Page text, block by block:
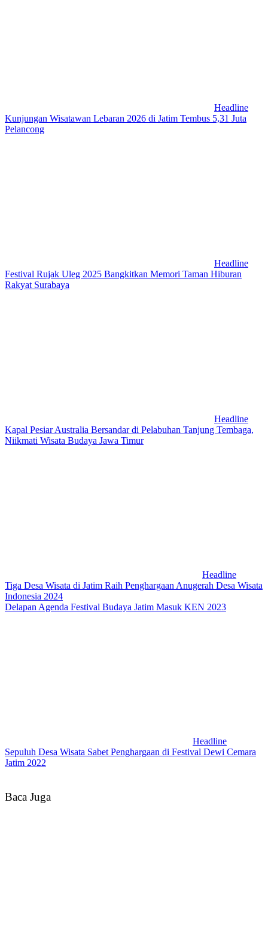
Headline
Kunjungan Wisatawan Lebaran 2026 di Jatim Tembus 5,31 Juta
Pelancong
Headline
Festival Rujak Uleg 2025 Bangkitkan Memori Taman Hiburan
Rakyat Surabaya
Headline
Kapal Pesiar Australia Bersandar di Pelabuhan Tanjung Tembaga,
Niikmati Wisata Budaya Jawa Timur
Headline
Tiga Desa Wisata di Jatim Raih Penghargaan Anugerah Desa Wisata
Indonesia 2024
Delapan Agenda Festival Budaya Jatim Masuk KEN 2023
Headline
Sepuluh Desa Wisata Sabet Penghargaan di Festival Dewi Cemara
Jatim 2022
Baca Juga